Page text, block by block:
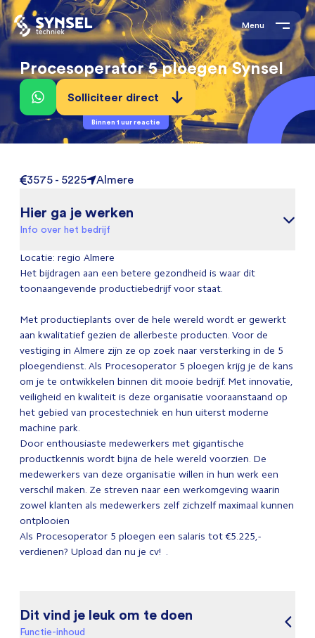
Menu
Procesoperator 5 ploegen Synsel
Solliciteer direct
Binnen 1 uur reactie
3575 - 5225 Almere
Hier ga je werken
Info over het bedrijf
Locatie: regio Almere
Het bijdragen aan een betere gezondheid is waar dit
toonaangevende productiebedrijf voor staat.
Met productieplants over de hele wereld wordt er gewerkt
aan kwalitatief gezien de allerbeste producten. Voor de
vestiging in Almere zijn ze op zoek naar versterking in de 5
ploegendienst. Als Procesoperator 5 ploegen krijg je de kans
om je te ontwikkelen binnen dit mooie bedrijf. Met innovatie,
veiligheid en kwaliteit is deze organisatie vooraanstaand op
het gebied van procestechniek en hun uiterst moderne
machine park.
Door enthousiaste medewerkers met gigantische
productkennis wordt bijna de hele wereld voorzien. De
medewerkers van deze organisatie willen in hun werk een
verschil maken. Ze streven naar een werkomgeving waarin
zowel klanten als medewerkers zelf zichzelf maximaal kunnen
ontplooien
Als Procesoperator 5 ploegen een salaris tot €5.225,-
verdienen? Upload dan nu je cv! .
Dit vind je leuk om te doen
Functie-inhoud